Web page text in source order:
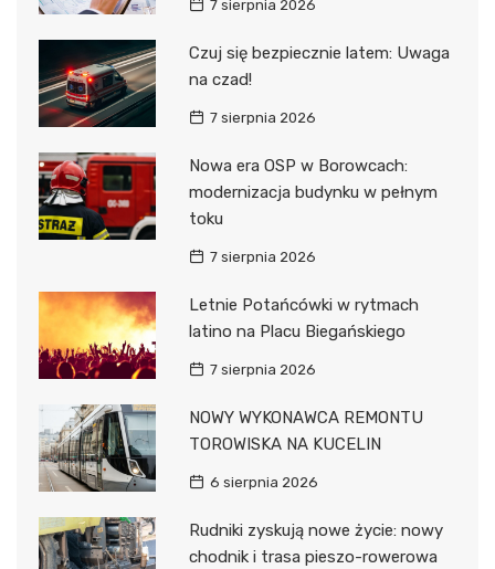
7 sierpnia 2026
Czuj się bezpiecznie latem: Uwaga
na czad!
7 sierpnia 2026
Nowa era OSP w Borowcach:
modernizacja budynku w pełnym
toku
7 sierpnia 2026
Letnie Potańcówki w rytmach
latino na Placu Biegańskiego
7 sierpnia 2026
NOWY WYKONAWCA REMONTU
TOROWISKA NA KUCELIN
6 sierpnia 2026
Rudniki zyskują nowe życie: nowy
chodnik i trasa pieszo-rowerowa